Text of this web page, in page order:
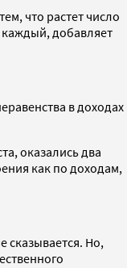
что растет число
добавляет
в доходах
оказались два
как по доходам,
сказывается. Но,